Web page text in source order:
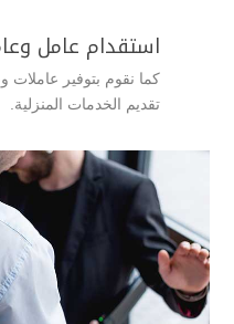
استقدام عامل
كما نقوم بتوفير عاملات
تقديم الخدمات المنزلية.